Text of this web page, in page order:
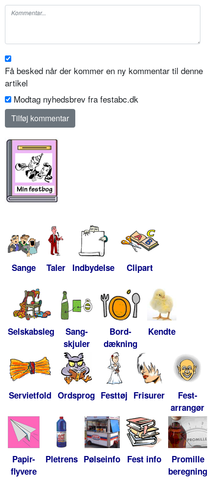
Få besked når der kommer en ny kommentar til denne
artikel
Modtag nyhedsbrev fra festabc.dk
Sange Taler Indbydelse Clipart
Selskabsleg
Sang-
skjuler
Bord-
dækning
Kendte
Servietfold Ordsprog Festtøj Frisurer
Fest-
arrangør
Papir-
flyvere
Pletrens Pølseinfo Fest info
Promille
beregning